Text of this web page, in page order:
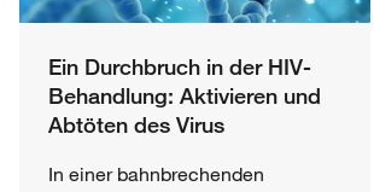
Ein Durchbruch in der HIV-
Behandlung: Aktivieren und
Abtöten des Virus
In einer bahnbrechenden